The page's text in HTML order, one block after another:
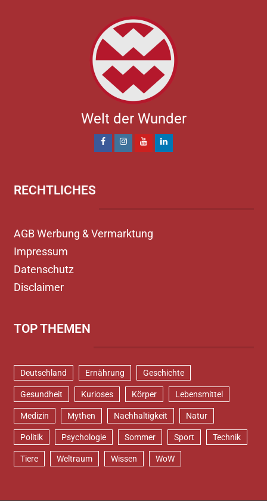
Welt der Wunder
RECHTLICHES
AGB Werbung & Vermarktung
Impressum
Datenschutz
Disclaimer
TOP THEMEN
Deutschland Ernährung Geschichte
Gesundheit Kurioses Körper Lebensmittel
Medizin Mythen Nachhaltigkeit Natur
Politik Psychologie Sommer Sport Technik
Tiere Weltraum Wissen WoW